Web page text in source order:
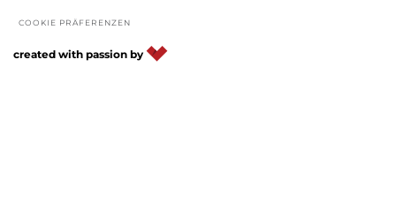
COOKIE PRÄFERENZEN
created with passion by